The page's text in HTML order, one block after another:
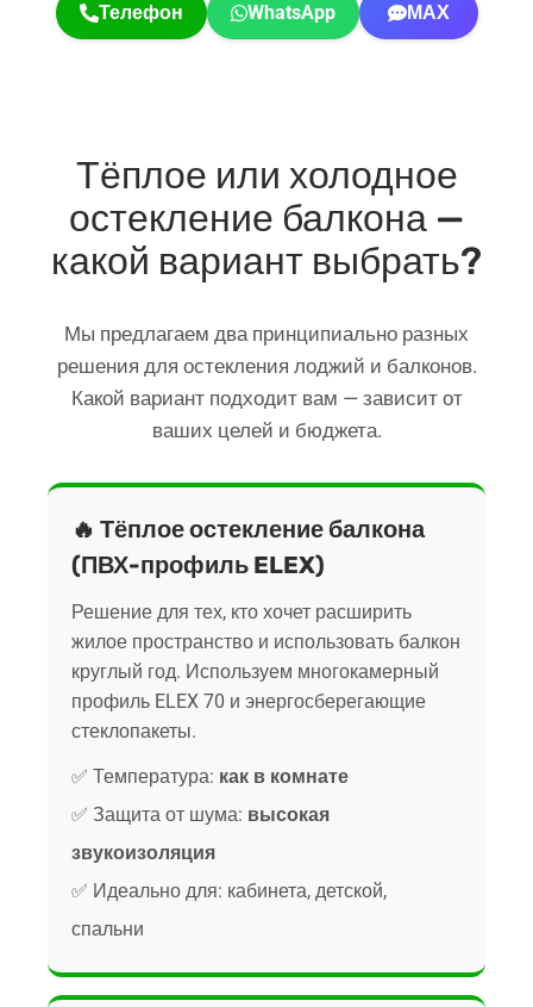
Телефон WhatsApp МАХ
Тёплое или холодное
остекление балкона —
какой вариант выбрать?
Мы предлагаем два принципиально разных
решения для остекления лоджий и балконов.
Какой вариант подходит вам — зависит от
ваших целей и бюджета.
🔥 Тёплое остекление балкона
(ПВХ-профиль ELEX)
Решение для тех, кто хочет расширить
жилое пространство и использовать балкон
круглый год. Используем многокамерный
профиль ELEX 70 и энергосберегающие
стеклопакеты.
✅ Температура: как в комнате
✅ Защита от шума: высокая
звукоизоляция
✅ Идеально для: кабинета, детской,
спальни